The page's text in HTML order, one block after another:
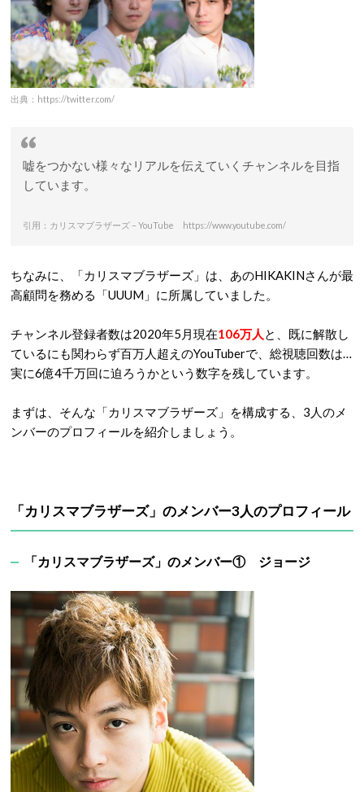
出典：https://twitter.com/
嘘をつかない様々なリアルを伝えていくチャンネルを目指
しています。
引用：カリスマブラザーズ – YouTube https://www.youtube.com/
ちなみに、「カリスマブラザーズ」は、あのHIKAKINさんが最
高顧問を務める「UUUM」に所属していました。
チャンネル登録者数は2020年5月現在106万人 と、既に解散し
ているにも関わらず百万人超えのYouTuberで、総視聴回数は…
実に6億4千万回に迫ろうかという数字を残しています。
まずは、そんな「カリスマブラザーズ」を構成する、3人のメ
ンバーのプロフィールを紹介しましょう。
「カリスマブラザーズ」のメンバー3人のプロフィール
「カリスマブラザーズ」のメンバー① ジョージ